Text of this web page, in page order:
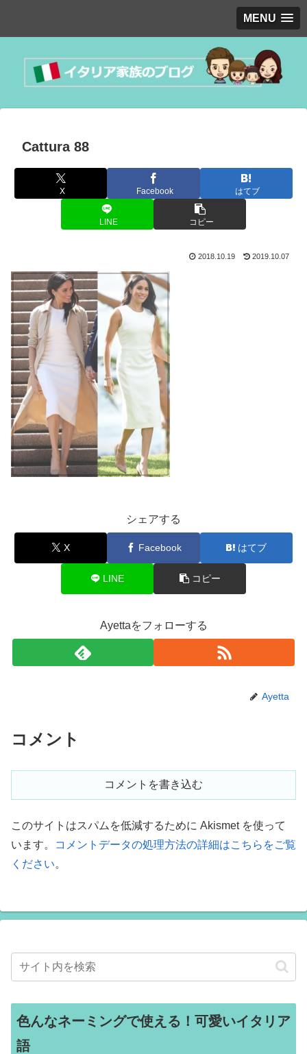
MENU
Cattura 88
X Facebook はてブ
LINE コピー
2018.10.19 2019.10.07
シェアする
X Facebook はてブ
LINE コピー
Ayettaをフォローする
Ayetta
コメント
コメントを書き込む
このサイトはスパムを低減するために Akismet を使って
います。
コメントデータの処理方法の詳細はこちらをご覧
ください。
色んなネーミングで使える！可愛いイタリア
語